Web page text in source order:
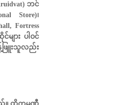
ဘင်
Store)၊
Fortress
များ ပါဝင်
ြူးသူလည်း